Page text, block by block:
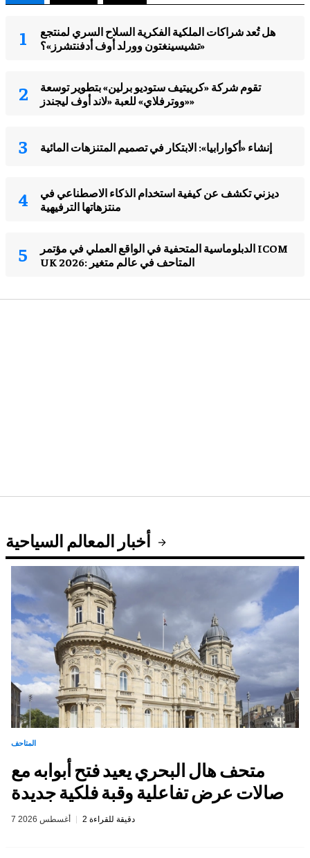
هل تُعد شراكات الملكية الفكرية السلاح السري لمنتجع
«تشيسينغتون وورلد أوف أدفنتشرز»؟
تقوم شركة «كرييتيف ستوديو برلين» بتطوير توسعة
«ووترفلاي» للعبة «لاند أوف ليجندز»
ديزني تكشف عن كيفية استخدام الذكاء الاصطناعي في
منتزهاتها الترفيهية
الدبلوماسية المتحفية في الواقع العملي في مؤتمر ICOM
UK 2026: المتاحف في عالم متغير
أخبار المعالم السياحية
المتاحف
متحف هال البحري يعيد فتح أبوابه مع
صالات عرض تفاعلية وقبة فلكية جديدة
7 أغسطس 2026 2 دقيقة للقراءة